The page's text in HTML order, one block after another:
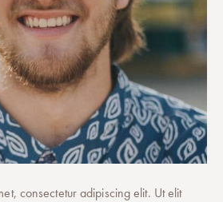
consectetur adipiscing elit. Ut elit